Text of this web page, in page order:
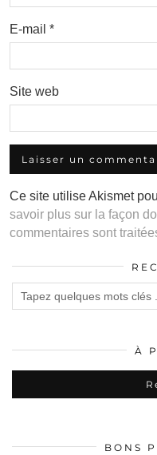
E-mail *
Site web
Ce site utilise Akismet
savoir plus sur la façon
commentaires sont
À
BONS